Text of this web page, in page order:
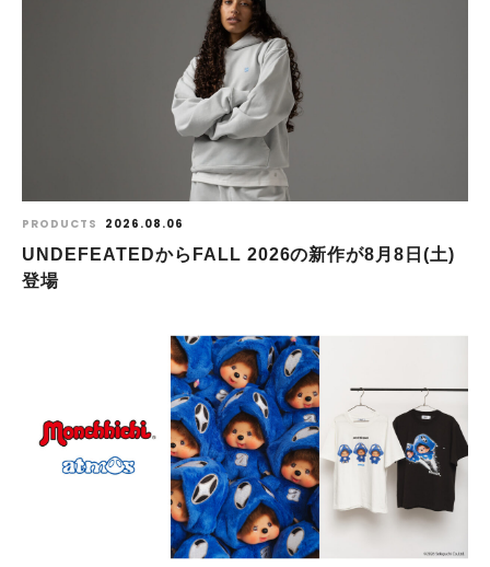
PRODUCTS 2026.08.06
UNDEFEATEDからFALL 2026の新作が8⽉8⽇(⼟)
登場